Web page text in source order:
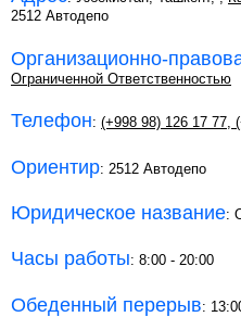
2512 Автодепо
Организационно-
Ограниченной Ответственностью
Телефон: (+998 98) 126 17 77,
Ориентир: 2512 Автодепо
Юридическое название:
Часы работы: 8:00 - 20:00
Обеденный перерыв: